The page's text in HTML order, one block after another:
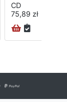
CD
75,89 zł